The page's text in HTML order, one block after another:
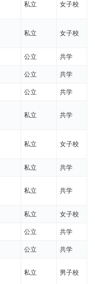
私立 女子校
私立 女子校
公立 共学
公立 共学
公立 共学
私立 共学
私立 女子校
私立 共学
私立 共学
私立 女子校
公立 共学
公立 共学
私立 男子校